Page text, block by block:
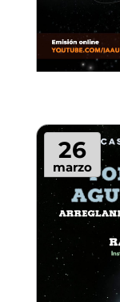
26
marzo